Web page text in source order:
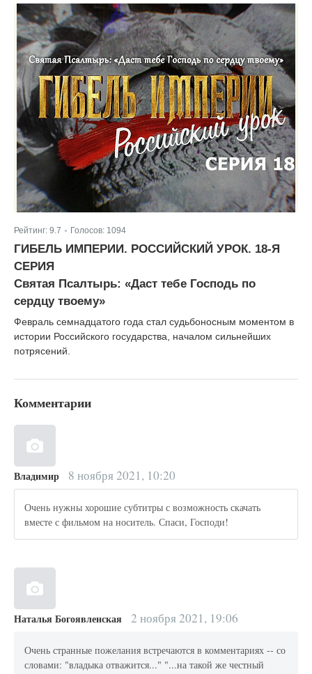
Рейтинг: 9.7 Голосов: 1094
ГИБЕЛЬ ИМПЕРИИ. РОССИЙСКИЙ УРОК. 18-Я
СЕРИЯ
Святая Псалтырь: «Даст тебе Господь по
сердцу твоему»
Февраль семнадцатого года стал судьбоносным моментом в
истории Российского государства, началом сильнейших
потрясений.
Комментарии
Владимир 8 ноября 2021, 10:20
Очень нужны хорошие субтитры с возможность скачать
вместе с фильмом на носитель. Спаси, Господи!
Наталья Богоявленская 2 ноября 2021, 19:06
Очень странные пожелания встречаются в комментариях -- со
словами: "владыка отважится..." "...на такой же честный